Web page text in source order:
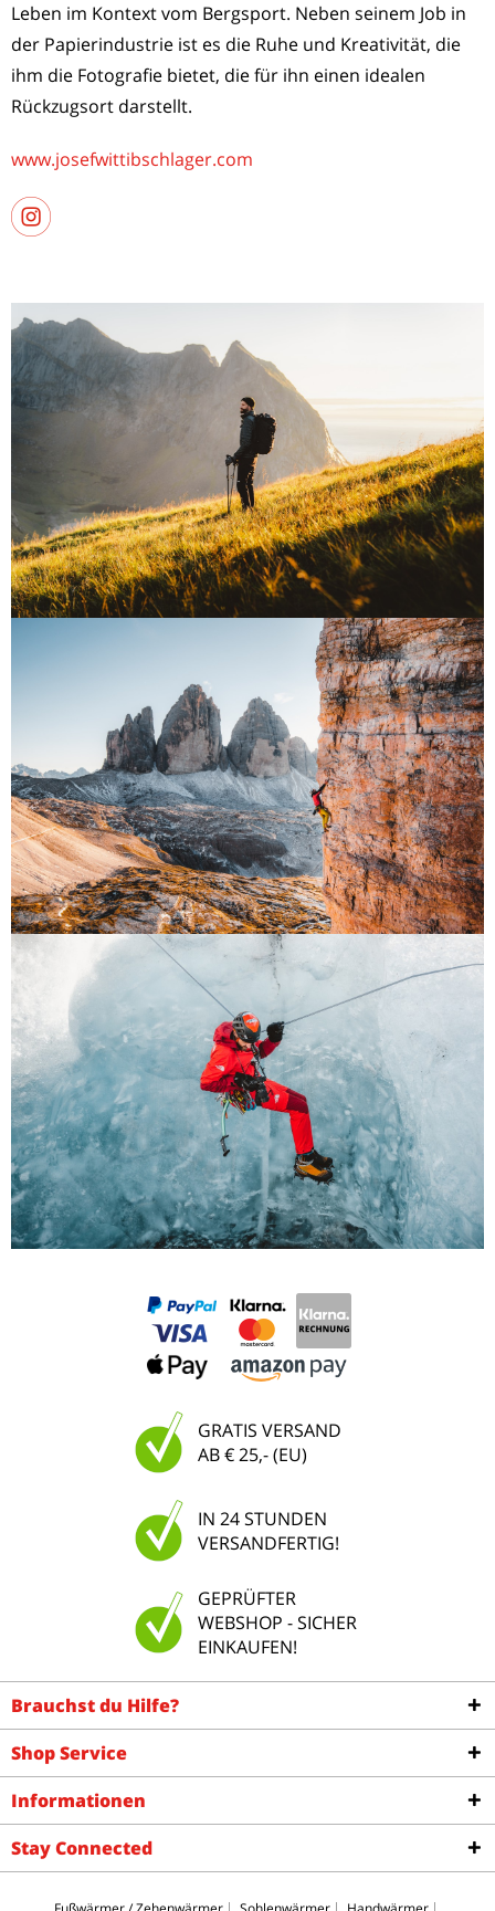
Leben im Kontext vom Bergsport. Neben seinem Job in
der Papierindustrie ist es die Ruhe und Kreativität, die
ihm die Fotografie bietet, die für ihn einen idealen
Rückzugsort darstellt.
www.josefwittibschlager.com
GRATIS VERSAND
AB € 25,- (EU)
IN 24 STUNDEN
VERSANDFERTIG!
GEPRÜFTER
WEBSHOP - SICHER
EINKAUFEN!
Brauchst du Hilfe?
Shop Service
Informationen
Stay Connected